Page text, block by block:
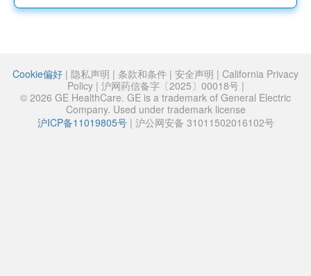
Cookie偏好 | 隐私声明 | 条款和条件 | 安全声明 | California Privacy
Policy| 沪网药信备字〔2025〕00018号|
© 2026 GE HealthCare. GE is a trademark of General Electric
Company. Used under trademark license
沪ICP备11019805号| 沪公网安备 31011502016102号